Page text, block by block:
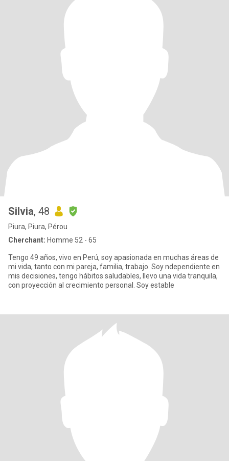
Silvia, 48
Piura, Piura, Pérou
Cherchant: Homme 52 - 65
Tengo 49 años, vivo en Perú, soy apasionada en muchas áreas de
mi vida, tanto con mi pareja, familia, trabajo. Soy ndependiente en
mis decisiones, tengo hábitos saludables, llevo una vida tranquila,
con proyección al crecimiento personal. Soy estable